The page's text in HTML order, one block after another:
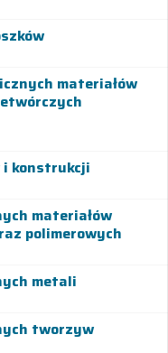
materiałów
i konstrukcji
materiałów
polimerowych
metali
tworzyw